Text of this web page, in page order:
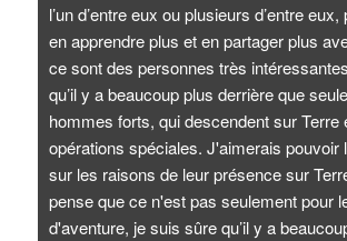
l’un d’entre eux ou plusieurs d’entre
en apprendre plus et en partager plus
ce sont des personnes très
qu’il y a beaucoup plus derrière que
hommes forts, qui descendent sur Terre
opérations spéciales. J'aimerais pouvoir
sur les raisons de leur présence sur
pense que ce n'est pas seulement pour
d'aventure, je suis sûre qu’il y a